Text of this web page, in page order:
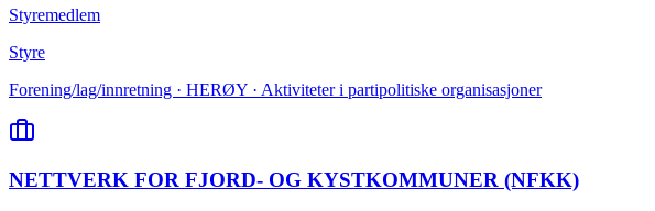
Styremedlem
Styre
Forening/lag/innretning · HERØY · Aktiviteter i partipolitiske organisasjoner
NETTVERK FOR FJORD- OG KYSTKOMMUNER (NFKK)